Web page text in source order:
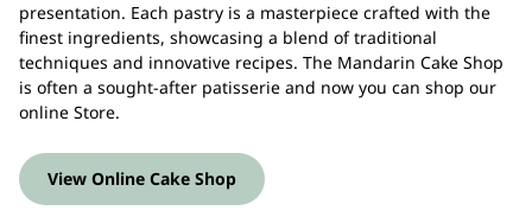
presentation. Each pastry is a masterpiece crafted with the
finest ingredients, showcasing a blend of traditional
techniques and innovative recipes. The Mandarin Cake Shop
is often a sought-after patisserie and now you can shop our
online Store.
View Online Cake Shop